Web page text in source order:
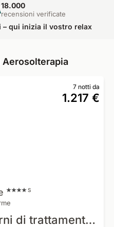
18.000
recensioni verificate
– qui inizia il vostro relax
7 notti da
1.217 €
S
Salute Plus - 5 giorni di trattamento con fango